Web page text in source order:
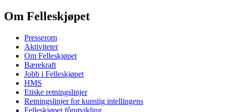
Om Felleskjøpet
Presserom
Aktiviteter
Om Felleskjøpet
Bærekraft
Jobb i Felleskjøpet
HMS
Etiske retningslinjer
Retningslinjer for kunstig intellingens
Felleskjøpet fôrutvikling